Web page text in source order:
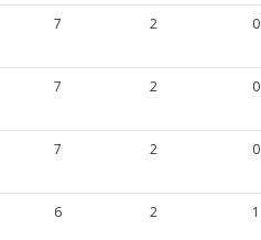
7 2 0
7 2 0
7 2 0
6 2 1